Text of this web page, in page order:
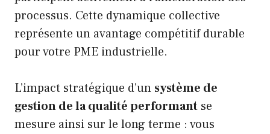
processus. Cette dynamique collective
représente un avantage compétitif durable
pour votre PME industrielle.
L’impact stratégique d’un système de
gestion de la qualité performant se
mesure ainsi sur le long terme : vous